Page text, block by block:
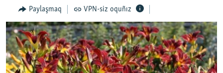
İNSAN AQLARI
VİDEO
SÜRET
BLOGLAR
Paylaşmaq VPN-siz oquñız